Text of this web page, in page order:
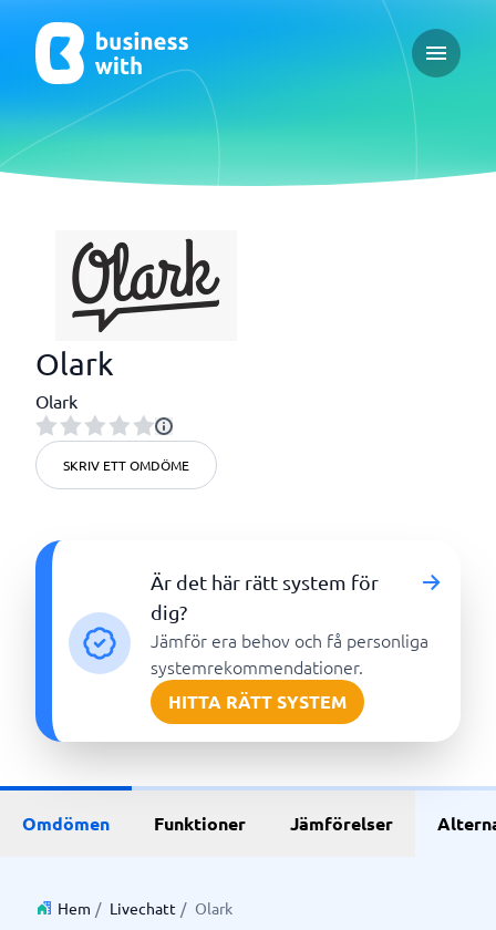
Open
Olark
Olark
SKRIV ETT OMDÖME
Är det här rätt system för
dig?
Jämför era behov och få personliga
systemrekommendationer.
HITTA RÄTT SYSTEM
Omdömen Funktioner Jämförelser
Hem / Livechatt / Olark